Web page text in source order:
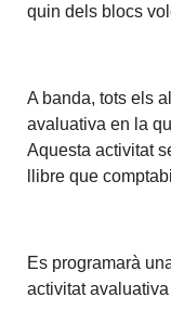
quin dels blocs
A banda, tots els
avaluativa en la
Aquesta activitat
llibre que
Es programarà
activitat